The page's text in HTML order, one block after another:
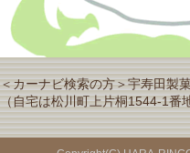
＜カーナビ検索の方＞宇寿田
（自宅は松川町上片桐1544-1番